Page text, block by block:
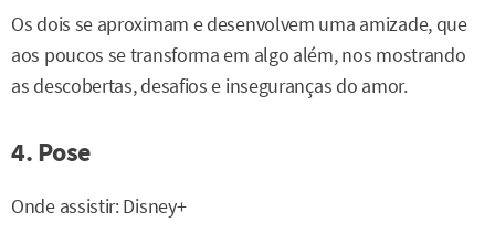
Os dois se aproximam e desenvolvem uma amizade, que
aos poucos se transforma em algo além, nos mostrando
as descobertas, desafios e inseguranças do amor.
4. Pose
Onde assistir: Disney+